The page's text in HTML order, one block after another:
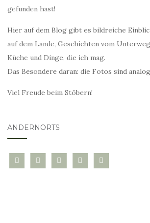
gefunden hast!
Hier auf dem Blog gibt es bildreiche
auf dem Lande, Geschichten vom
Küche und Dinge, die ich mag.
Das Besondere daran: die Fotos sind
Viel Freude beim Stöbern!
ANDERNORTS
bloglovininstagramtwitter pinterest
mail